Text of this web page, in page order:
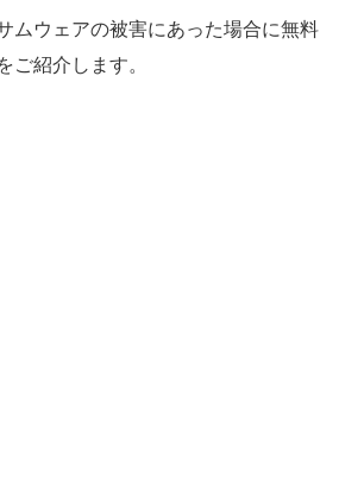
ムウェアの被害にあった場合に無料
ご紹介します。